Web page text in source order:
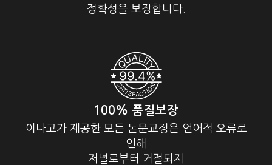
정확성을 보장합니다.
100% 품질보장
이나고가 제공한 모든 논문교정은 언어적 오류로
인해
저널로부터 거절되지